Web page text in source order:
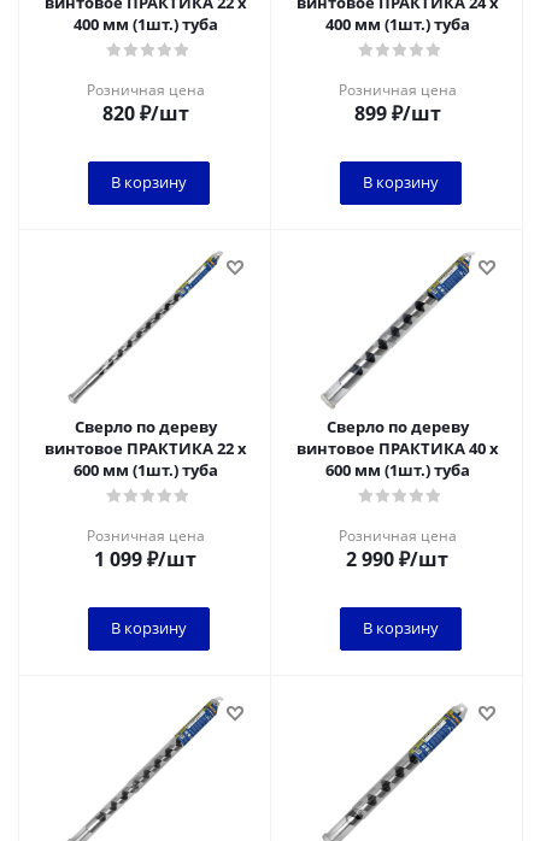
400 мм (1шт.) туба
Розничная цена
820₽/шт
В корзину
400 мм (1шт.) туба
Розничная цена
899₽/шт
В корзину
Сверло по дереву
винтовое ПРАКТИКА 22 х
600 мм (1шт.) туба
Розничная цена
1 099₽/шт
В корзину
Сверло по дереву
винтовое ПРАКТИКА 40 х
600 мм (1шт.) туба
Розничная цена
2 990₽/шт
В корзину